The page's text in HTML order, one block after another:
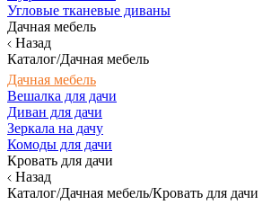
Угловые тканевые диваны
Дачная мебель
Назад
Каталог/Дачная мебель
Дачная мебель
Вешалка для дачи
Диван для дачи
Зеркала на дачу
Комоды для дачи
Кровать для дачи
Назад
Каталог/Дачная мебель/Кровать для дачи